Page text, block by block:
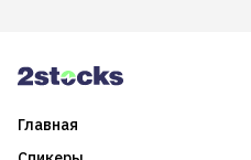
Главная